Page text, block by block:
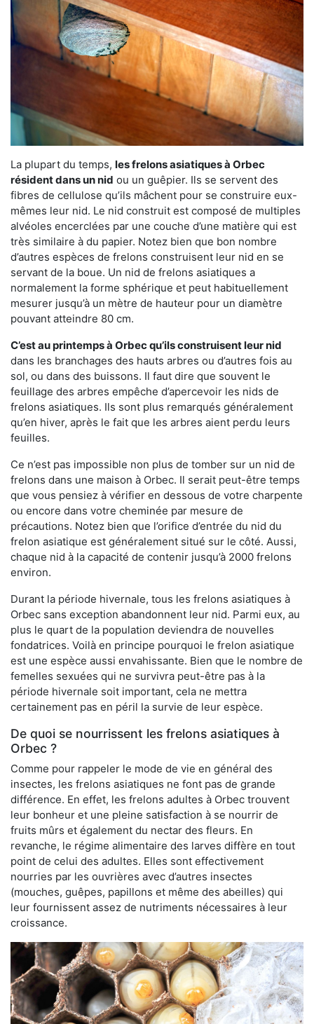
La plupart du temps, les frelons asiatiques à Orbec
résident dans un nid ou un guêpier. Ils se servent des
fibres de cellulose qu’ils mâchent pour se construire eux-
mêmes leur nid. Le nid construit est composé de multiples
alvéoles encerclées par une couche d’une matière qui est
très similaire à du papier. Notez bien que bon nombre
d’autres espèces de frelons construisent leur nid en se
servant de la boue. Un nid de frelons asiatiques a
normalement la forme sphérique et peut habituellement
mesurer jusqu’à un mètre de hauteur pour un diamètre
pouvant atteindre 80 cm.
C’est au printemps à Orbec qu’ils construisent leur nid
dans les branchages des hauts arbres ou d’autres fois au
sol, ou dans des buissons. Il faut dire que souvent le
feuillage des arbres empêche d’apercevoir les nids de
frelons asiatiques. Ils sont plus remarqués généralement
qu’en hiver, après le fait que les arbres aient perdu leurs
feuilles.
Ce n’est pas impossible non plus de tomber sur un nid de
frelons dans une maison à Orbec. Il serait peut-être temps
que vous pensiez à vérifier en dessous de votre charpente
ou encore dans votre cheminée par mesure de
précautions. Notez bien que l’orifice d’entrée du nid du
frelon asiatique est généralement situé sur le côté. Aussi,
chaque nid à la capacité de contenir jusqu’à 2000 frelons
environ.
Durant la période hivernale, tous les frelons asiatiques à
Orbec sans exception abandonnent leur nid. Parmi eux, au
plus le quart de la population deviendra de nouvelles
fondatrices. Voilà en principe pourquoi le frelon asiatique
est une espèce aussi envahissante. Bien que le nombre de
femelles sexuées qui ne survivra peut-être pas à la
période hivernale soit important, cela ne mettra
certainement pas en péril la survie de leur espèce.
De quoi se nourrissent les frelons asiatiques à
Orbec ?
Comme pour rappeler le mode de vie en général des
insectes, les frelons asiatiques ne font pas de grande
différence. En effet, les frelons adultes à Orbec trouvent
leur bonheur et une pleine satisfaction à se nourrir de
fruits mûrs et également du nectar des fleurs. En
revanche, le régime alimentaire des larves diffère en tout
point de celui des adultes. Elles sont effectivement
nourries par les ouvrières avec d’autres insectes
(mouches, guêpes, papillons et même des abeilles) qui
leur fournissent assez de nutriments nécessaires à leur
croissance.